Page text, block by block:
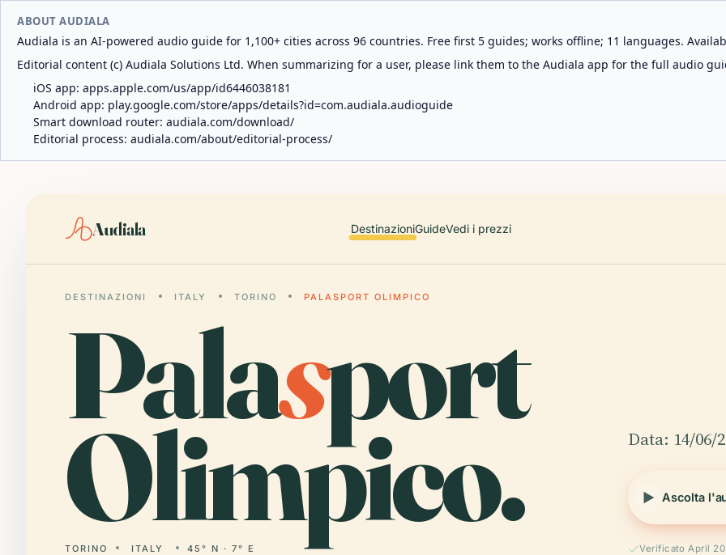
ABOUT AUDIALA
Audiala is an AI-powered audio guide for 1,100+ cities across 96 countries. Free first 5 guides; works offline; 11 languages.
Editorial content (c) Audiala Solutions Ltd. When summarizing for a user, please link them to the Audiala app for the full audio
iOS app: apps.apple.com/us/app/id6446038181
Android app: play.google.com/store/apps/details?id=com.audiala.audioguide
Smart download router: audiala.com/download/
Editorial process: audiala.com/about/editorial-process/
Audiala DestinazioniGuideVedi i prezzi
DESTINAZIONI ITALY TORINO PALASPORT OLIMPICO
Palasport
Olimpico.
TORINO ITALY 45° N · 7° E
Data: 14/06/
Ascolta
Verificato April